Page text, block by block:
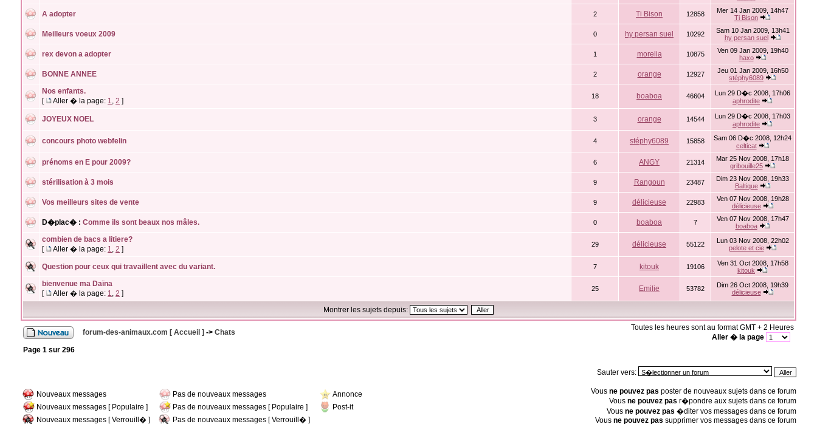
A adopter 2 Ti Bison 12858
Mer 14 Jan 2009, 14h47
Ti Bison
Meilleurs voeux 2009 0 hy persan suel 10292
Sam 10 Jan 2009, 13h41
hy persan suel
rex devon a adopter 1 morelia 10875
Ven 09 Jan 2009, 19h40
haxo
BONNE ANNEE 2 orange 12927
Jeu 01 Jan 2009, 16h50
stéphy6089
Nos enfants.
[
Aller � la page: 1, 2 ]
18 boaboa 46604
Lun 29 D�c 2008, 17h06
aphrodite
JOYEUX NOEL 3 orange 14544
Lun 29 D�c 2008, 17h03
aphrodite
concours photo webfelin 4 stéphy6089 15858
Sam 06 D�c 2008, 12h24
celticat
prénoms en E pour 2009? 6 ANGY 21314
Mar 25 Nov 2008, 17h18
gribouille25
stérilisation à 3 mois 9 Rangoun 23487
Dim 23 Nov 2008, 19h33
Baltique
Vos meilleurs sites de vente 9 délicieuse 22983
Ven 07 Nov 2008, 19h28
délicieuse
D�plac� : Comme ils sont beaux nos mâles. 0 boaboa 7
Ven 07 Nov 2008, 17h47
boaboa
combien de bacs a litiere?
[
Aller � la page: 1, 2 ]
29 délicieuse 55122
Lun 03 Nov 2008, 22h02
pelote et cie
Question pour ceux qui travaillent avec du variant. 7 kitouk 19106
Ven 31 Oct 2008, 17h58
kitouk
bienvenue ma Daïna
[
Aller � la page: 1, 2 ]
25 Emilie 53782
Dim 26 Oct 2008, 19h39
délicieuse
Montrer les sujets depuis:
forum-des-animaux.com [ Accueil ] -> Chats
Toutes les heures sont au format GMT + 2 Heures
Aller � la page
Page 1 sur 296
Sauter vers:
Nouveaux messages Pas de nouveaux messages
Annonce
Nouveaux messages [ Populaire ]
Pas de nouveaux messages [ Populaire ]
Post-it
Nouveaux messages [ Verrouill� ]
Pas de nouveaux messages [ Verrouill� ]
Vous ne pouvez pas poster de nouveaux sujets dans ce forum
Vous ne pouvez pas r�pondre aux sujets dans ce forum
Vous ne pouvez pas �diter vos messages dans ce forum
Vous ne pouvez pas supprimer vos messages dans ce forum